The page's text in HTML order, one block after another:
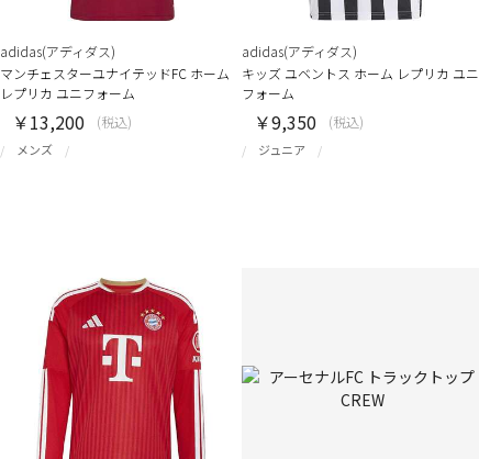
adidas(アディダス)
マンチェスターユナイテッドFC ホーム
レプリカ ユニフォーム
メンズ
￥13,200 (税込)
adidas(アディダス)
キッズ ユベントス ホーム レプリカ ユニ
フォーム
ジュニア
￥9,350 (税込)